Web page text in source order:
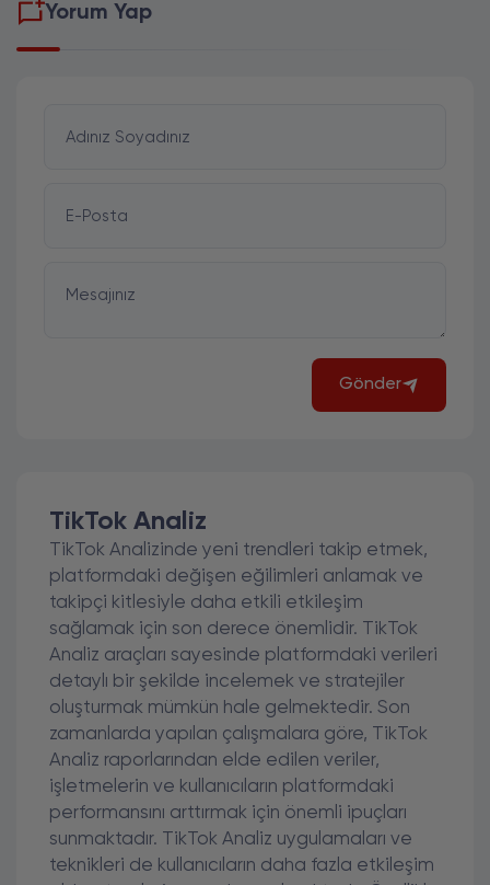
Yorum Yap
Adınız Soyadınız
E-Posta
Mesajınız
Gönder
TikTok Analiz
TikTok Analizinde yeni trendleri takip etmek,
platformdaki değişen eğilimleri anlamak ve
takipçi kitlesiyle daha etkili etkileşim
sağlamak için son derece önemlidir. TikTok
Analiz araçları sayesinde platformdaki verileri
detaylı bir şekilde incelemek ve stratejiler
oluşturmak mümkün hale gelmektedir. Son
zamanlarda yapılan çalışmalara göre, TikTok
Analiz raporlarından elde edilen veriler,
işletmelerin ve kullanıcıların platformdaki
performansını arttırmak için önemli ipuçları
sunmaktadır. TikTok Analiz uygulamaları ve
teknikleri de kullanıcıların daha fazla etkileşim